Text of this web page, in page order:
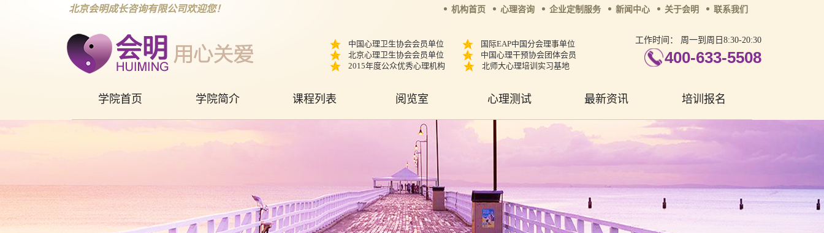
北京会明成长咨询有限公司欢迎您！ 机构首页 心理咨询 企业定制服务 新闻中心 关于会明 联系我们
中国心理卫生协会会员单位
国际EAP中国分会理事单位
北京心理卫生协会会员单位
中国心理干预协会团体会员
2015年度公众优秀心理机构
北师大心理培训实习基地
工作时间： 周一到周日8:30-20:30
400-633-5508
学院首页 学院简介 课程列表 阅览室 心理测试 最新资讯 培训报名